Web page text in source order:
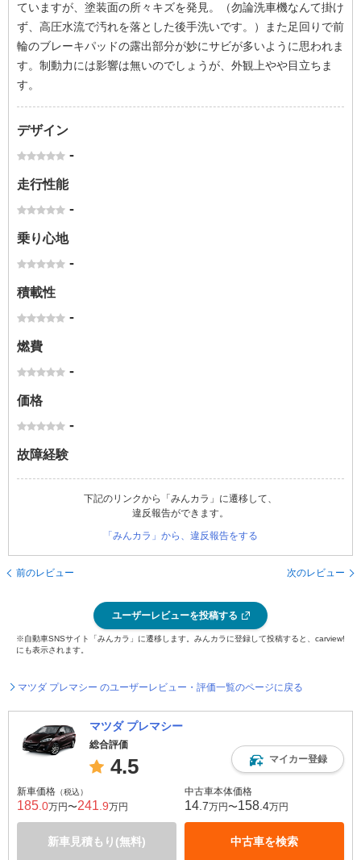
ていますが、塗装面の所々キズを発見。（勿論洗車機なんて掛け
ず、高圧水流で汚れを落とした後手洗いです。）また足回りで前
輪のブレーキパッドの露出部分が妙にサビが多いように思われま
す。制動力には影響は無いのでしょうが、外観上やや目立ちま
す。
デザイン
-
走行性能
-
乗り心地
-
積載性
-
燃費
-
価格
-
故障経験
下記のリンクから「みんカラ」に遷移して、
違反報告ができます。
「みんカラ」から、違反報告をする
前のレビュー 次のレビュー
ユーザーレビューを投稿する
※自動車SNSサイト「みんカラ」に遷移します。みんカラに登録して投稿すると、carview!
にも表示されます。
マツダ プレマシー のユーザーレビュー・評価一覧のページに戻る
マツダ プレマシー
総合評価
4.5 マイカー登録
新車価格 （税込）
185 .0万円〜241 .9万円
新車見積もり(無料)
中古車本体価格
14 .7万円〜158 .4万円
中古車を検索